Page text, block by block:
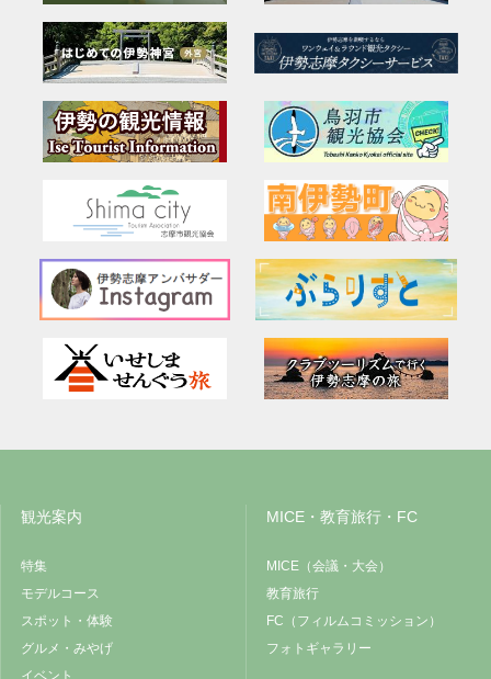
観光案内
特集
モデルコース
スポット・体験
グルメ・みやげ
イベント
MICE・教育旅行・FC
MICE（会議・大会）
教育旅行
FC（フィルムコミッション）
フォトギャラリー